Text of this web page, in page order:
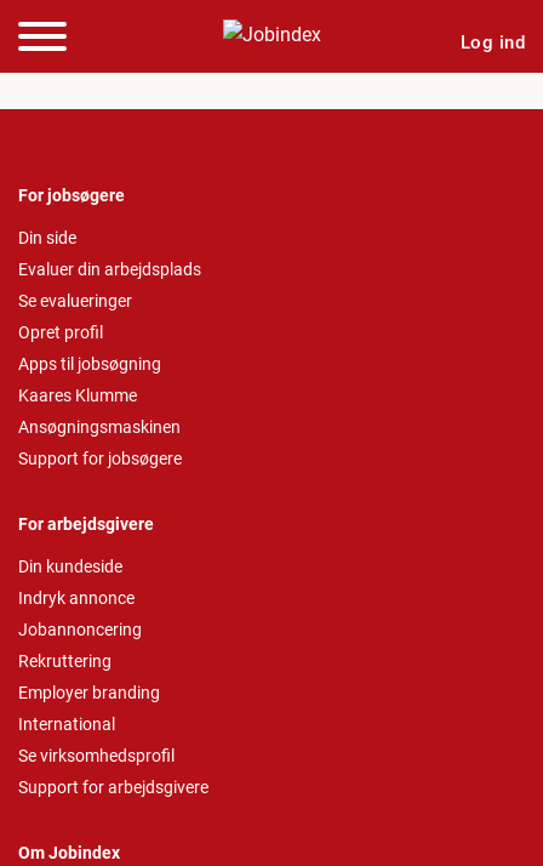
Log ind
For jobsøgere
Din side
Evaluer din arbejdsplads
Se evalueringer
Opret profil
Apps til jobsøgning
Kaares Klumme
Ansøgningsmaskinen
Support for jobsøgere
For arbejdsgivere
Din kundeside
Indryk annonce
Jobannoncering
Rekruttering
Employer branding
International
Se virksomhedsprofil
Support for arbejdsgivere
Om Jobindex